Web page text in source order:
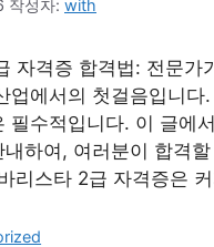
작성자: with
자격증 합격법: 전문가
업에서의 첫걸음입니
필수적입니다. 이 글에
내하여, 여러분이 합격
리스타 2급 자격증은